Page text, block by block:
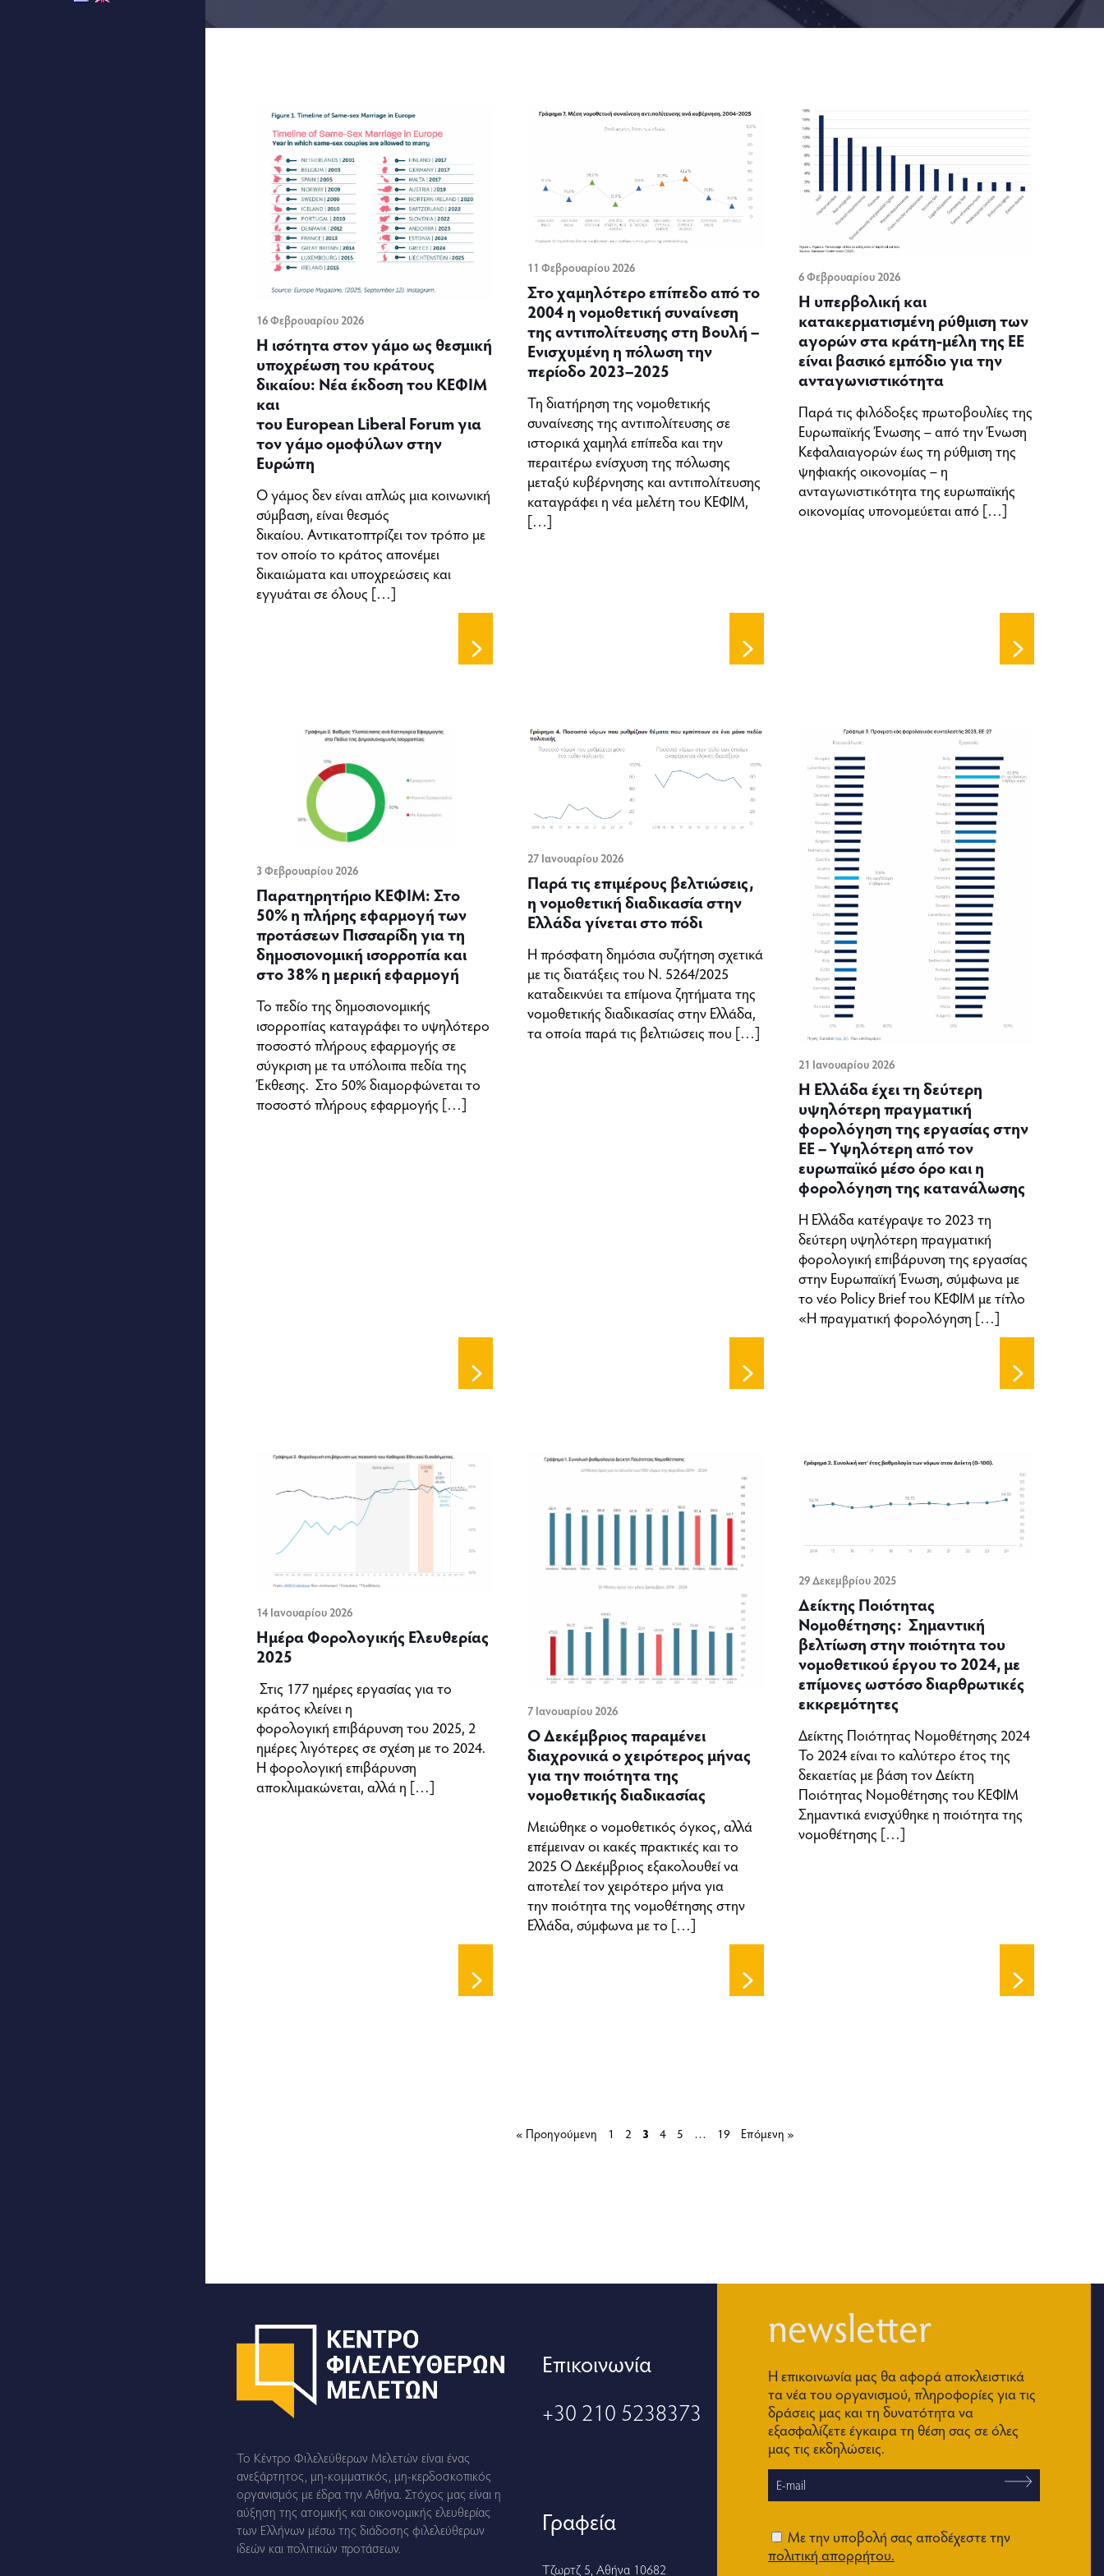
16 Φεβρουαρίου 2026
Η ισότητα στον γάμο ως θεσμική
υποχρέωση του κράτους
δικαίου: Νέα έκδοση του ΚΕΦΙΜ
και
του European Liberal Forum για
τον γάμο ομοφύλων στην
Ευρώπη
Ο γάμος δεν είναι απλώς μια κοινωνική
σύμβαση, είναι θεσμός
δικαίου. Αντικατοπτρίζει τον τρόπο με
τον οποίο το κράτος απονέμει
δικαιώματα και υποχρεώσεις και
εγγυάται σε όλους […]
11 Φεβρουαρίου 2026
Στο χαμηλότερο επίπεδο από το
2004 η νομοθετική συναίνεση
της αντιπολίτευσης στη Βουλή –
Ενισχυμένη η πόλωση την
περίοδο 2023–2025
Τη διατήρηση της νομοθετικής
συναίνεσης της αντιπολίτευσης σε
ιστορικά χαμηλά επίπεδα και την
περαιτέρω ενίσχυση της πόλωσης
μεταξύ κυβέρνησης και αντιπολίτευσης
καταγράφει η νέα μελέτη του ΚΕΦΙΜ,
[…]
6 Φεβρουαρίου 2026
Η υπερβολική και
κατακερματισμένη ρύθμιση των
αγορών στα κράτη-μέλη της ΕΕ
είναι βασικό εμπόδιο για την
ανταγωνιστικότητα
Παρά τις φιλόδοξες πρωτοβουλίες της
Ευρωπαϊκής Ένωσης – από την Ένωση
Κεφαλαιαγορών έως τη ρύθμιση της
ψηφιακής οικονομίας – η
ανταγωνιστικότητα της ευρωπαϊκής
οικονομίας υπονομεύεται από […]
3 Φεβρουαρίου 2026
Παρατηρητήριο ΚΕΦΙΜ: Στο
50% η πλήρης εφαρμογή των
προτάσεων Πισσαρίδη για τη
δημοσιονομική ισορροπία και
στο 38% η μερική εφαρμογή
Το πεδίο της δημοσιονομικής
ισορροπίας καταγράφει το υψηλότερο
ποσοστό πλήρους εφαρμογής σε
σύγκριση με τα υπόλοιπα πεδία της
Έκθεσης. Στο 50% διαμορφώνεται το
ποσοστό πλήρους εφαρμογής […]
27 Ιανουαρίου 2026
Παρά τις επιμέρους βελτιώσεις,
η νομοθετική διαδικασία στην
Ελλάδα γίνεται στο πόδι
Η πρόσφατη δημόσια συζήτηση σχετικά
με τις διατάξεις του Ν. 5264/2025
καταδεικνύει τα επίμονα ζητήματα της
νομοθετικής διαδικασίας στην Ελλάδα,
τα οποία παρά τις βελτιώσεις που […]
21 Ιανουαρίου 2026
Η Ελλάδα έχει τη δεύτερη
υψηλότερη πραγματική
φορολόγηση της εργασίας στην
ΕΕ – Υψηλότερη από τον
ευρωπαϊκό μέσο όρο και η
φορολόγηση της κατανάλωσης
Η Ελλάδα κατέγραψε το 2023 τη
δεύτερη υψηλότερη πραγματική
φορολογική επιβάρυνση της εργασίας
στην Ευρωπαϊκή Ένωση, σύμφωνα με
το νέο Policy Brief του ΚΕΦΙΜ με τίτλο
«Η πραγματική φορολόγηση […]
14 Ιανουαρίου 2026
Ημέρα Φορολογικής Ελευθερίας
2025
Στις 177 ημέρες εργασίας για το
κράτος κλείνει η
φορολογική επιβάρυνση του 2025, 2
ημέρες λιγότερες σε σχέση με το 2024.
Η φορολογική επιβάρυνση
αποκλιμακώνεται, αλλά η […]
7 Ιανουαρίου 2026
Ο Δεκέμβριος παραμένει
διαχρονικά ο χειρότερος μήνας
για την ποιότητα της
νομοθετικής διαδικασίας
Μειώθηκε ο νομοθετικός όγκος, αλλά
επέμειναν οι κακές πρακτικές και το
2025 Ο Δεκέμβριος εξακολουθεί να
αποτελεί τον χειρότερο μήνα για
την ποιότητα της νομοθέτησης στην
Ελλάδα, σύμφωνα με το […]
29 Δεκεμβρίου 2025
Δείκτης Ποιότητας
Νομοθέτησης: Σημαντική
βελτίωση στην ποιότητα του
νομοθετικού έργου το 2024, με
επίμονες ωστόσο διαρθρωτικές
εκκρεμότητες
Δείκτης Ποιότητας Νομοθέτησης 2024
Το 2024 είναι το καλύτερο έτος της
δεκαετίας με βάση τον Δείκτη
Ποιότητας Νομοθέτησης του ΚΕΦΙΜ
Σημαντικά ενισχύθηκε η ποιότητα της
νομοθέτησης […]
« Προηγούμενη 1 2 3 4 5 … 19 Επόμενη »
Το Κέντρο Φιλελεύθερων Μελετών είναι ένας
ανεξάρτητος, μη-κομματικός, μη-κερδοσκοπικός
οργανισμός με έδρα την Αθήνα. Στόχος μας είναι η
αύξηση της ατομικής και οικονομικής ελευθερίας
των Ελλήνων μέσω της διάδοσης φιλελεύθερων
ιδεών και πολιτικών προτάσεων.
Eπικοινωνία
+30 210 5238373
Γραφεία
Τζωρτζ 5, Αθήνα 10682
newsletter
Η επικοινωνία μας θα αφορά αποκλειστικά
τα νέα του οργανισμού, πληροφορίες για τις
δράσεις μας και τη δυνατότητα να
εξασφαλίζετε έγκαιρα τη θέση σας σε όλες
μας τις εκδηλώσεις.
Με την υποβολή σας αποδέχεστε την
πολιτική απορρήτου.